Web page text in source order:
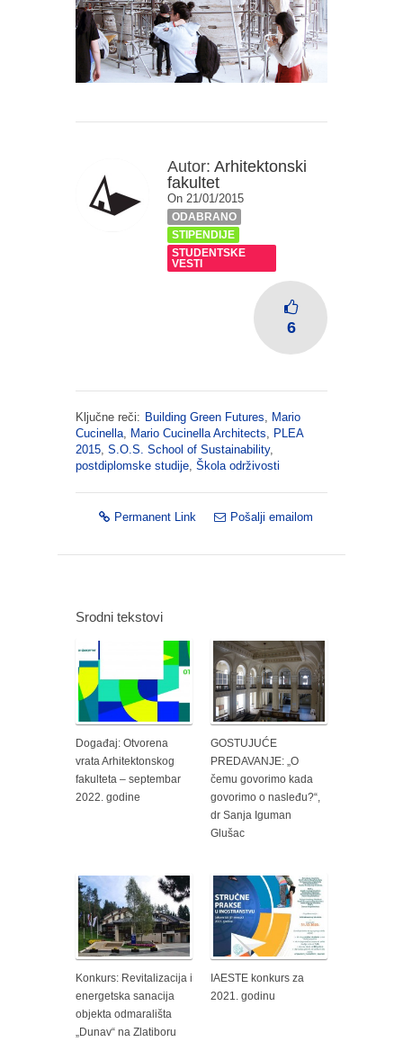
Autor: Arhitektonski
fakultet
On 21/01/2015
ODABRANO
STIPENDIJE
STUDENTSKE
VESTI
6
Ključne reči: Building Green Futures
Mario
Cucinella
Mario Cucinella Architects
PLEA
2015 S.O.S. School of Sustainability,
postdiplomske studije Škola održivosti
Permanent Link Pošalji emailom
Srodni tekstovi
Događaj: Otvorena
vrata Arhitektonskog
fakulteta – septembar
2022. godine
GOSTUJUĆE
PREDAVANJE: „O
čemu govorimo kada
govorimo o nasleđu?“,
dr Sanja Iguman
Glušac
Konkurs: Revitalizacija i
energetska sanacija
objekta odmarališta
„Dunav“ na Zlatiboru
IAESTE konkurs za
2021. godinu